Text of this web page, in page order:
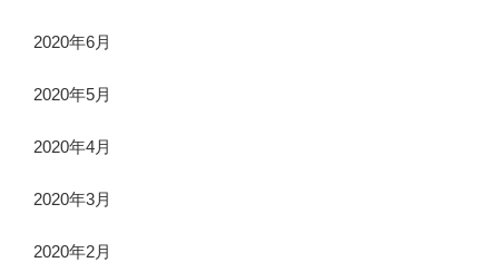
2020年6月
2020年5月
2020年4月
2020年3月
2020年2月